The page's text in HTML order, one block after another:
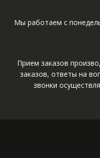
Мы работаем с
Прием заказов
заказов, ответы на
звонки